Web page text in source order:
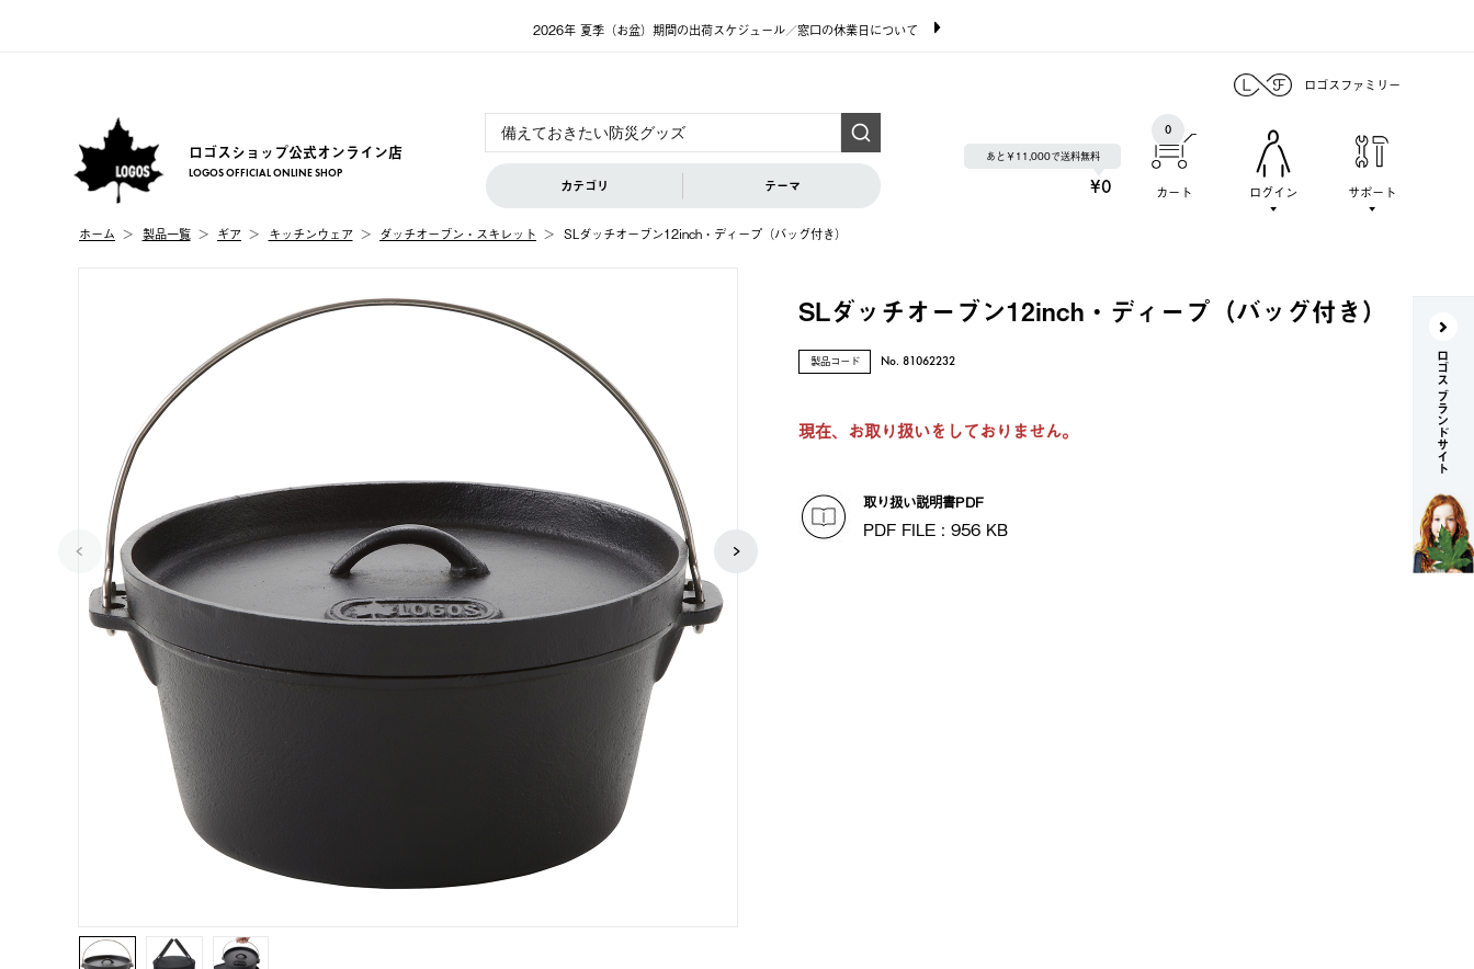
2026年 夏季（お盆）期間の出荷スケジュール／窓口の休業日について
ロゴスファミリー
ロゴスショップ公式オンライン店
LOGOS OFFICIAL ONLINE SHOP
カテゴリ テーマ
あと￥11,000で送料無料
¥0 カート
0
ログイン サポート
ホーム 製品⼀覧 ギア キッチンウェア ダッチオーブン・スキレット SLダッチオーブン12inch・ディープ（バッグ付き）
SLダッチオーブン12inch・ディープ（バッグ付き）
製品コード No. 81062232
現在、お取り扱いをしておりません。
取り扱い説明書PDF
PDF FILE : 956 KB
ロゴス ブランドサイト